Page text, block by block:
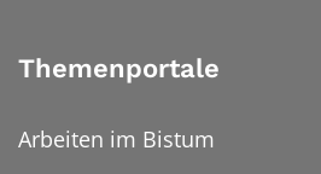
Themenportale
Arbeiten im Bistum